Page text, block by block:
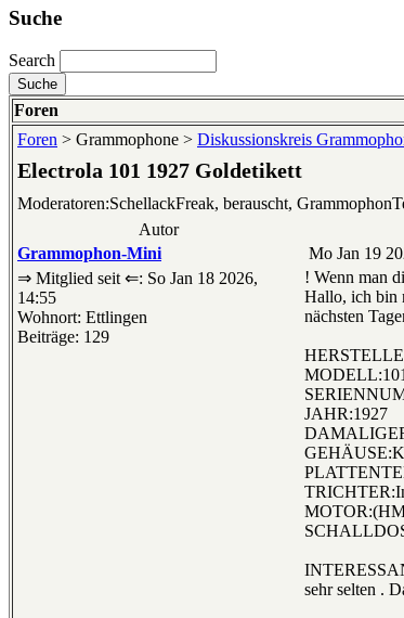
Suche
Search
Foren
Foren > Grammophone > Diskussionskreis
Electrola 101 1927 Goldetikett
Moderatoren:SchellackFreak, berauscht,
Autor
Grammophon-Mini
Mo Jan 19
⇒ Mitglied seit ⇐: So Jan 18 2026,
14:55
Wohnort: Ettlingen
Beiträge: 129
! Wenn man
Hallo, ich bin
nächsten
MODELL:101
JAHR:1927
sehr selten .